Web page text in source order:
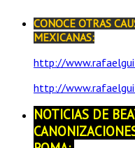
CONOCE OTRAS
MEXICANAS:
http://
http://
NOTICIAS DE